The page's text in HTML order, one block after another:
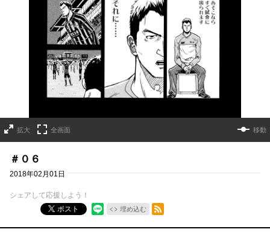
拡大 全画面 移動
＃０６
2018年02月01日
シェアして応援しよう！
ポスト
埋め込む
RSSフィード